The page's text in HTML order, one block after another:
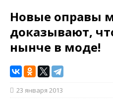
Новые оправы
доказывают,
нынче в моде!
23 января 2013